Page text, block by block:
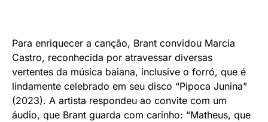
Para enriquecer a canção, Brant convidou Marcia
Castro, reconhecida por atravessar diversas
vertentes da música baiana, inclusive o forró, que é
lindamente celebrado em seu disco “Pipoca Junina”
(2023). A artista respondeu ao convite com um
áudio, que Brant guarda com carinho: “Matheus, que